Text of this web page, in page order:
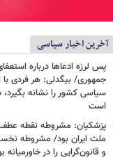
آخرین اخبار سیاسی
پس لرزه ادعاها درباره
جمهوری/ بیگدلی: هر فردی با
سیاسی کشور را نشانه
است
پزشکیان: مشروطه نقطه عطف
ملت ایران بود/ مشروطه
و قانون‌گرایی را در خاورمیانه